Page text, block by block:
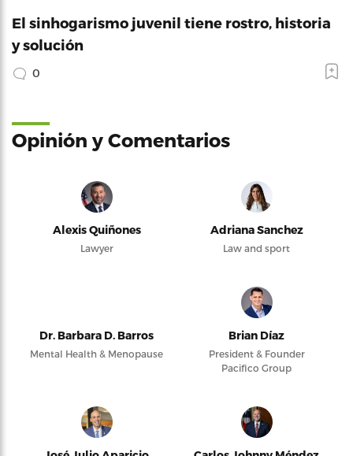
El sinhogarismo juvenil tiene rostro, historia
y solución
0
Opinión y Comentarios
Alexis Quiñones
Lawyer
Adriana Sanchez
Law and sport
Dr. Barbara D. Barros
Mental Health & Menopause
Brian Díaz
President & Founder
Pacifico Group